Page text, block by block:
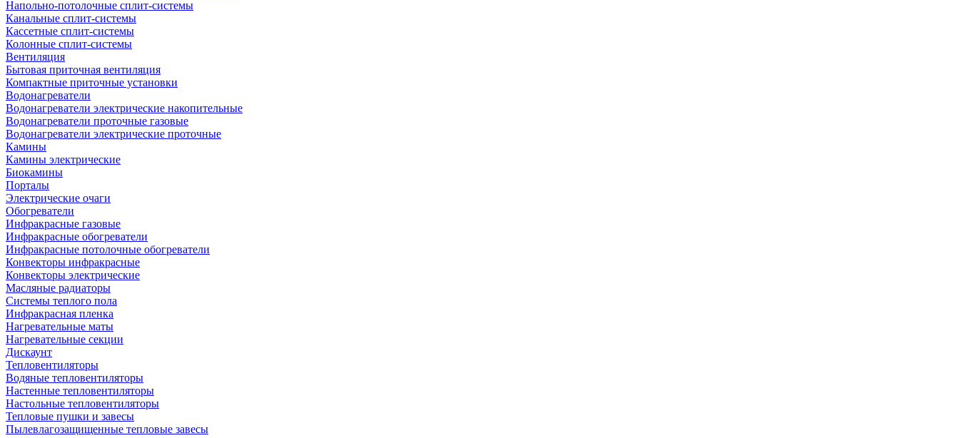
Напольно-потолочные сплит-системы
Канальные сплит-системы
Кассетные сплит-системы
Колонные сплит-системы
Вентиляция
Бытовая приточная вентиляция
Компактные приточные установки
Водонагреватели
Водонагреватели электрические накопительные
Водонагреватели проточные газовые
Водонагреватели электрические проточные
Камины
Камины электрические
Биокамины
Порталы
Электрические очаги
Обогреватели
Инфракрасные газовые
Инфракрасные обогреватели
Инфракрасные потолочные обогреватели
Конвекторы инфракрасные
Конвекторы электрические
Масляные радиаторы
Системы теплого пола
Инфракрасная пленка
Нагревательные маты
Нагревательные секции
Дискаунт
Тепловентиляторы
Водяные тепловентиляторы
Настенные тепловентиляторы
Настольные тепловентиляторы
Тепловые пушки и завесы
Пылевлагозащищенные тепловые завесы